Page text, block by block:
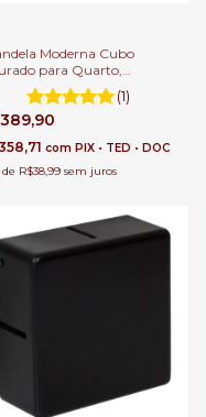
Moderna Cubo
para Quarto,
de Cama, Lavabo e
Infantil
(1)
com PIX • TED • DOC
de R$38,99 sem juros